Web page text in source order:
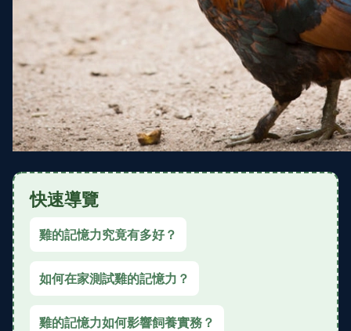
快速導覽
雞的記憶力究竟有多好？
如何在家測試雞的記憶力？
雞的記憶力如何影響飼養實務？